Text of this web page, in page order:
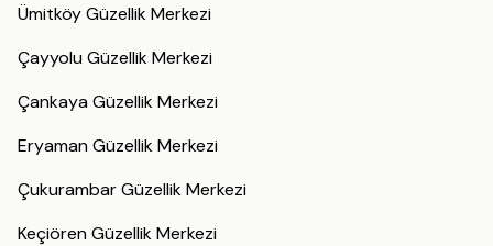
Ümitköy Güzellik Merkezi
Çayyolu Güzellik Merkezi
Çankaya Güzellik Merkezi
Eryaman Güzellik Merkezi
Çukurambar Güzellik Merkezi
Keçiören Güzellik Merkezi